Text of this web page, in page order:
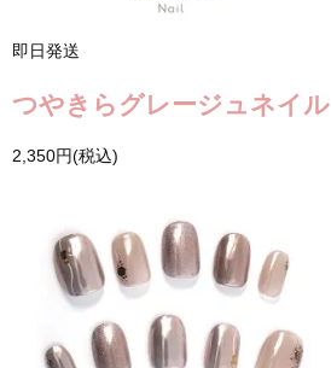
即日発送
つやきらグレージュネイル
2,350円(税込)